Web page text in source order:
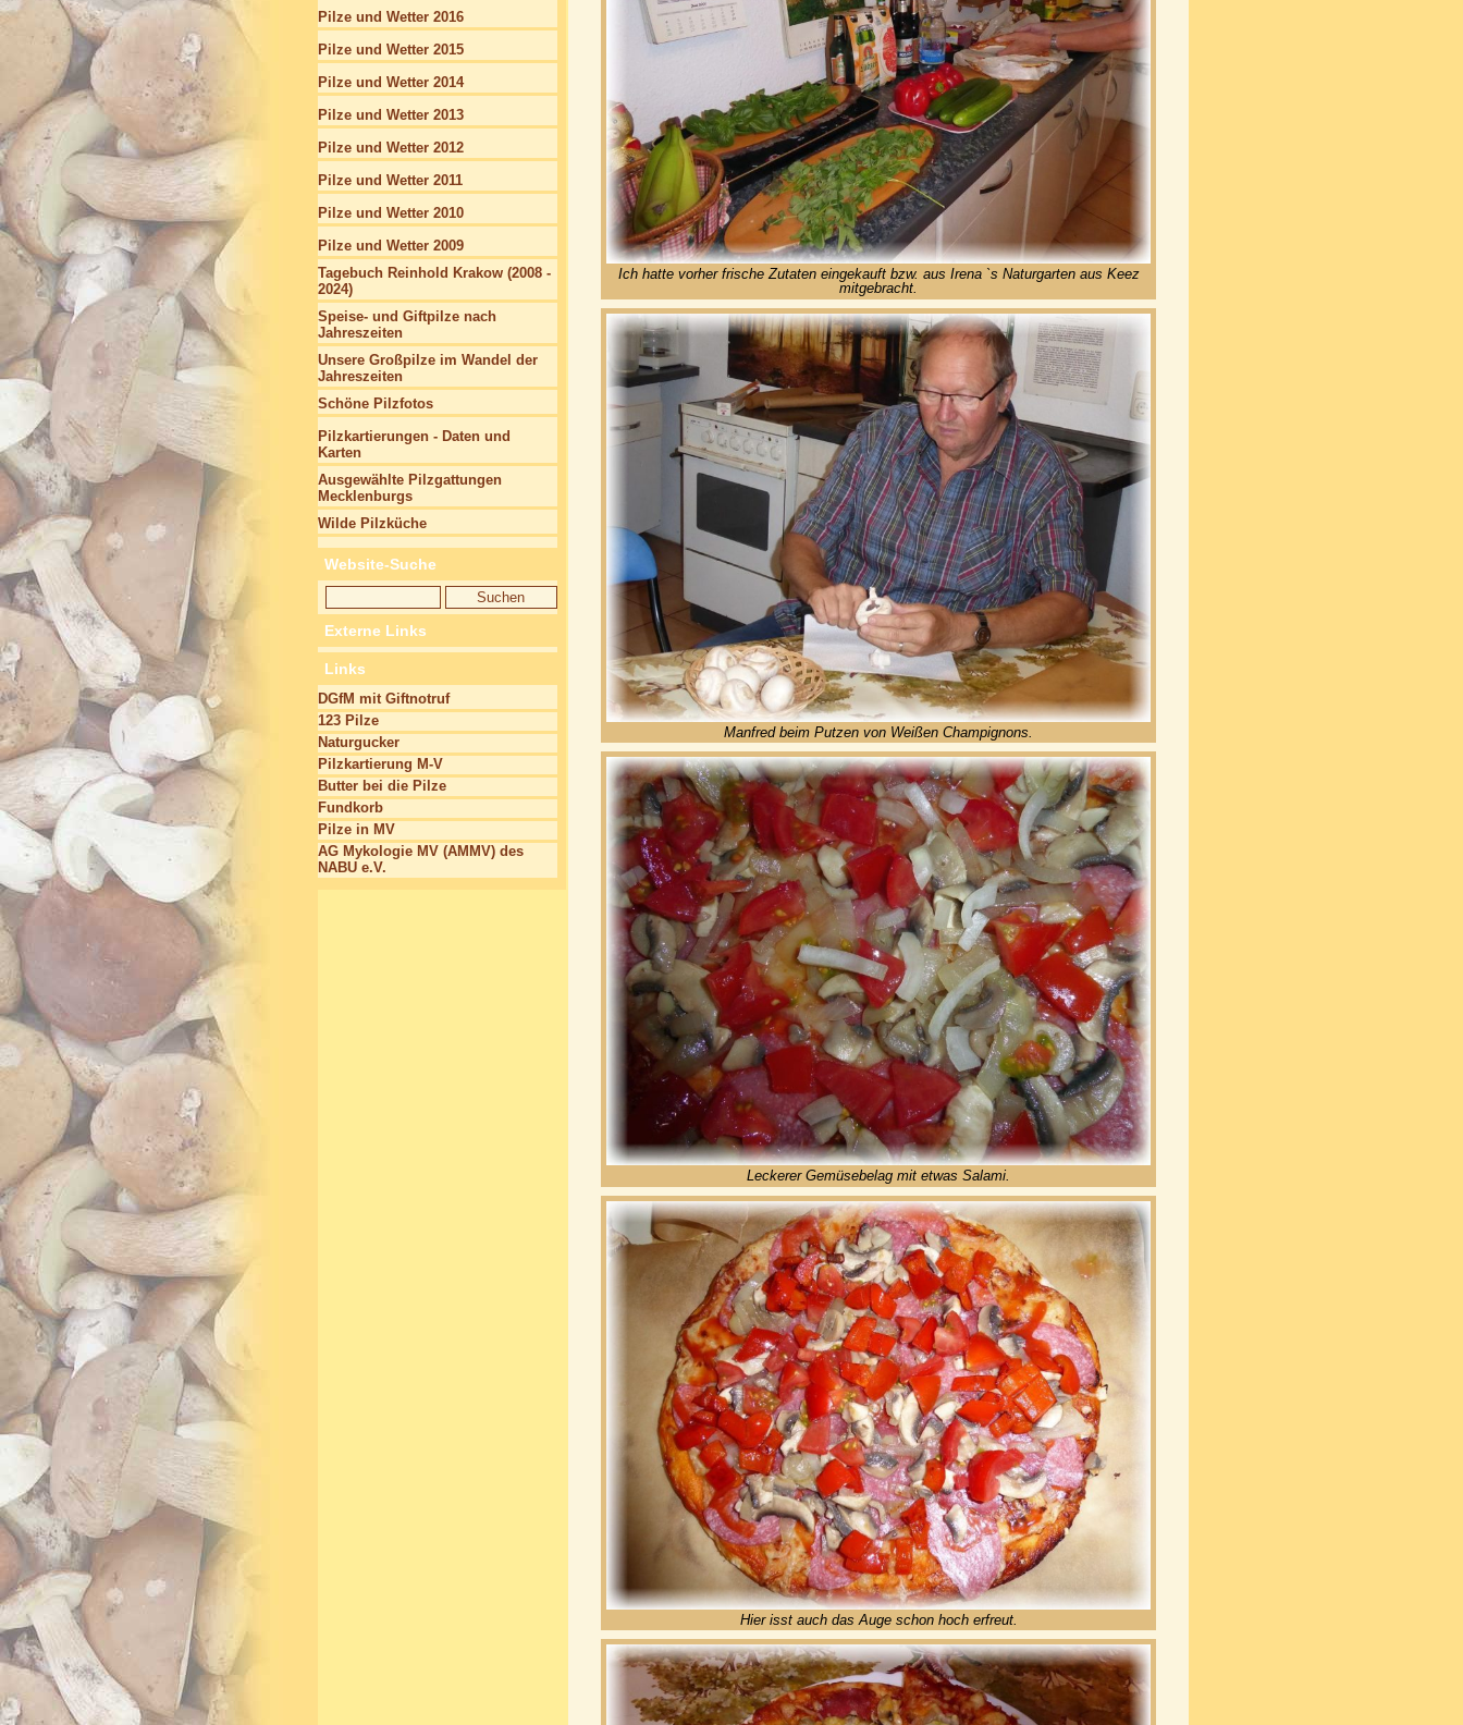
Ich hatte vorher frische Zutaten eingekauft bzw. aus Irena `s Naturgarten aus Keez
mitgebracht.
Manfred beim Putzen von Weißen Champignons.
Leckerer Gemüsebelag mit etwas Salami.
Hier isst auch das Auge schon hoch erfreut.
Pilze und Wetter 2016
Pilze und Wetter 2015
Pilze und Wetter 2014
Pilze und Wetter 2013
Pilze und Wetter 2012
Pilze und Wetter 2011
Pilze und Wetter 2010
Pilze und Wetter 2009
Tagebuch Reinhold Krakow (2008 -
2024)
Speise- und Giftpilze nach
Jahreszeiten
Unsere Großpilze im Wandel der
Jahreszeiten
Schöne Pilzfotos
Pilzkartierungen - Daten und
Karten
Ausgewählte Pilzgattungen
Mecklenburgs
Wilde Pilzküche
Website-Suche
Externe Links
Links
DGfM mit Giftnotruf
123 Pilze
Naturgucker
Pilzkartierung M-V
Butter bei die Pilze
Fundkorb
Pilze in MV
AG Mykologie MV (AMMV) des
NABU e.V.